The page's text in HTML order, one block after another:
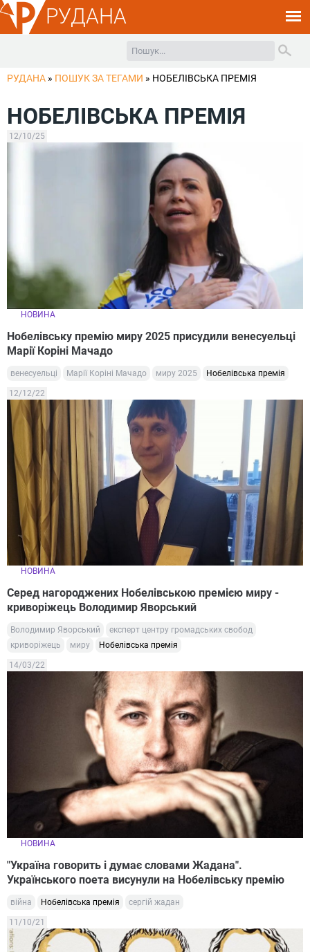
РУДАНА
РУДАНА » ПОШУК ЗА ТЕГАМИ » НОБЕЛІВСЬКА ПРЕМІЯ
НОБЕЛІВСЬКА ПРЕМІЯ
12/10/25
НОВИНА
Нобелівську премію миру 2025 присудили венесуельці
Марії Коріні Мачадо
венесуельці Марії Коріні Мачадо миру 2025 Нобелівська премія
12/12/22
НОВИНА
Серед нагороджених Нобелівською премією миру -
криворіжець Володимир Яворський
Володимир Яворський
експерт центру громадських свобод
криворіжець
миру Нобелівська премія
14/03/22
НОВИНА
"Україна говорить і думає словами Жадана".
Українського поета висунули на Нобелівську премію
війна Нобелівська премія сергій жадан
11/10/21